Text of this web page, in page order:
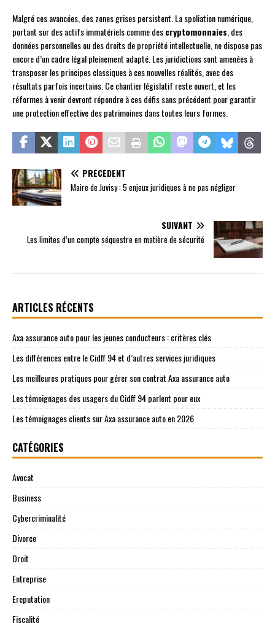
Malgré ces avancées, des zones grises persistent. La spoliation numérique,
portant sur des actifs immatériels comme descryptomonnaies, des
données personnelles ou des droits de propriété intellectuelle, ne dispose pas
encore d’un cadre légal pleinement adapté. Les juridictions sont amenées à
transposer les principes classiques à ces nouvelles réalités, avec des
résultats parfois incertains. Ce chantier législatif reste ouvert, et les
réformes à venir devront répondre à ces défis sans précédent pour garantir
une protection effective des patrimoines dans toutes leurs formes.
PRÉCÉDENT
Maire de Juvisy : 5 enjeux juridiques à ne pas négliger
SUIVANT
Les limites d’un compte séquestre en matière de sécurité
ARTICLES RÉCENTS
Axa assurance auto pour les jeunes conducteurs : critères clés
Les différences entre le Cidff 94 et d’autres services juridiques
Les meilleures pratiques pour gérer son contrat Axa assurance auto
Les témoignages des usagers du Cidff 94 parlent pour eux
Les témoignages clients sur Axa assurance auto en 2026
CATÉGORIES
Avocat
Business
Cybercriminalité
Divorce
Droit
Entreprise
Ereputation
Fiscalité